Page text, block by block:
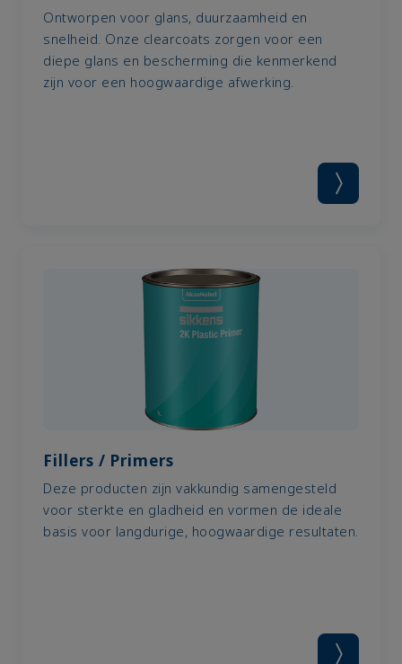
Ontworpen voor glans, duurzaamheid en
snelheid. Onze clearcoats zorgen voor een
diepe glans en bescherming die kenmerkend
zijn voor een hoogwaardige afwerking.
Fillers / Primers
Deze producten zijn vakkundig samengesteld
voor sterkte en gladheid en vormen de ideale
basis voor langdurige, hoogwaardige resultaten.